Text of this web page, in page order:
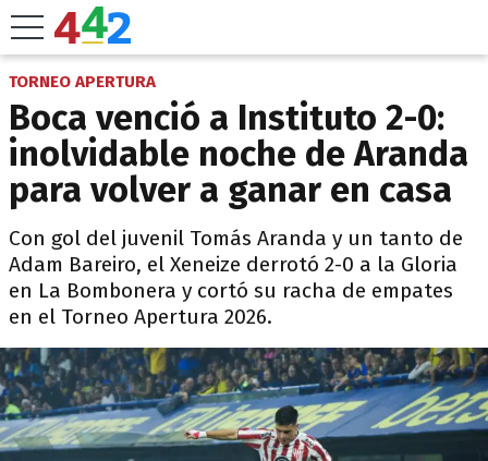
TORNEO APERTURA
Boca venció a Instituto 2-0:
inolvidable noche de Aranda
para volver a ganar en casa
Con gol del juvenil Tomás Aranda y un tanto de
Adam Bareiro, el Xeneize derrotó 2-0 a la Gloria
en La Bombonera y cortó su racha de empates
en el Torneo Apertura 2026.